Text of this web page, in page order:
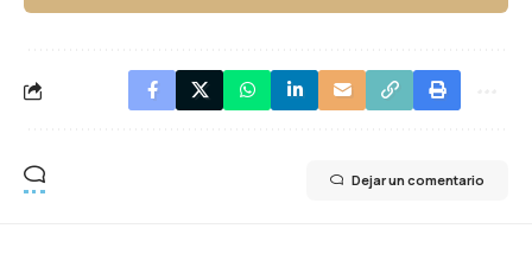
Dejar un comentario